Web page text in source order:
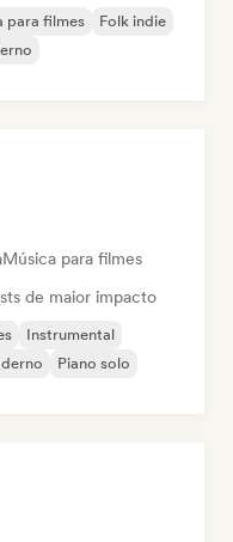
para filmes
Folk indie
Música para filmes
de maior impacto
Instrumental
Piano solo